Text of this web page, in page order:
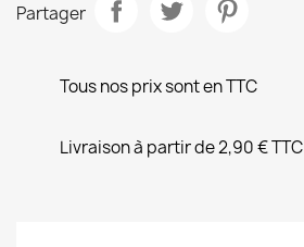
Partager
Tous nos prix sont en TTC
Livraison à partir de 2,90 € TTC